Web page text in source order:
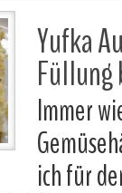
Yufka
Füllung
Immer
ich für